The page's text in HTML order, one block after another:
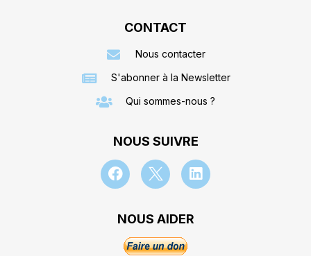
CONTACT
Nous contacter
S'abonner à la Newsletter
Qui sommes-nous ?
NOUS SUIVRE
NOUS AIDER